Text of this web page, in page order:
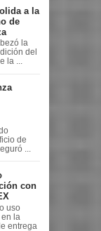
a la
de
la
del
la ...
de
...
con
uso
la
entrega